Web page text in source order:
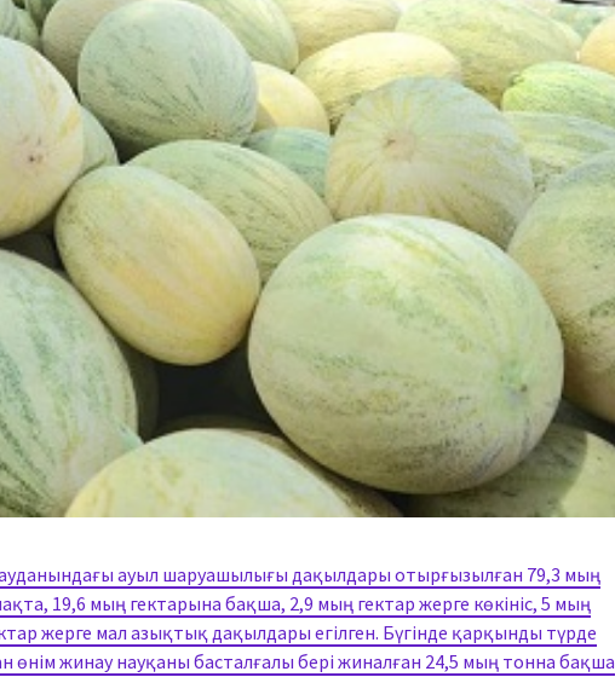
ауыл шаруашылығы дақылдары отырғызылған 79,3 мың
19,6 мың гектарына бақша, 2,9 мың гектар жерге көкініс, 5 мың
жерге мал азықтық дақылдары егілген. Бүгінде қарқынды түрде
өнім жинау науқаны басталғалы бері жиналған 24,5 мың тонна бақша